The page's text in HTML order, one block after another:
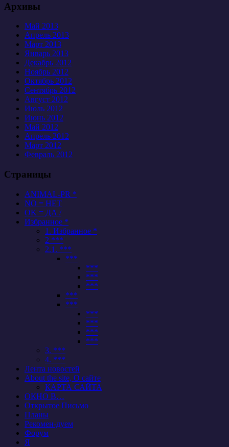
Архивы
Май 2013
Апрель 2013
Март 2013
Январь 2013
Декабрь 2012
Ноябрь 2012
Октябрь 2012
Сентябрь 2012
Август 2012
Июль 2012
Июнь 2012
Май 2012
Апрель 2012
Март 2012
Февраль 2012
Страницы
ANIMAL-PR *
NO = НЕТ
OK = ДА /
Избранное *
1. Избранное *
2 ***
2.1. ***
***
***
***
***
***
***
***
***
***
***
3. ***
4. ***
Лента новостей
About the site, О сайте
КАРТА САЙТА
ОКНО В…
Открытое Письмо
Планы
Рекомен-дуем
Форум
Я